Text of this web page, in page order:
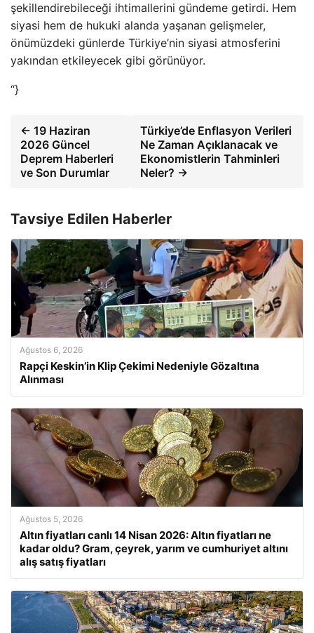
şekillendirebileceği ihtimallerini gündeme getirdi. Hem
siyasi hem de hukuki alanda yaşanan gelişmeler,
önümüzdeki günlerde Türkiye’nin siyasi atmosferini
yakından etkileyecek gibi görünüyor.
“}
← 19 Haziran
2026 Güncel
Deprem Haberleri
ve Son Durumlar
Türkiye’de Enflasyon Verileri
Ne Zaman Açıklanacak ve
Ekonomistlerin Tahminleri
Neler? →
Tavsiye Edilen Haberler
Ağustos 6, 2026
Rapçi Keskin’in Klip Çekimi Nedeniyle Gözaltına
Alınması
Ağustos 5, 2026
Altın fiyatları canlı 14 Nisan 2026: Altın fiyatları ne
kadar oldu? Gram, çeyrek, yarım ve cumhuriyet altını
alış satış fiyatları